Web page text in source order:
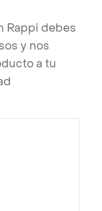
Rappi debes
y nos
a tu